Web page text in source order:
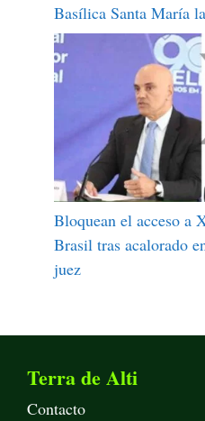
Basílica Santa María
Bloquean el acceso a
Brasil tras acalorado
juez
Terra de Alti
Contacto